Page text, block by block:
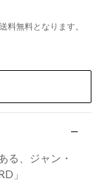
料無料となります。
る、ジャン・
」